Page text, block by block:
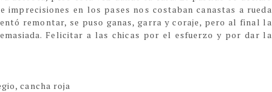
imprecisiones en los pases nos costaban canastas a rueda
remontar, se puso ganas, garra y coraje, pero al final la
Felicitar a las chicas por el esfuerzo y por dar la
cancha roja